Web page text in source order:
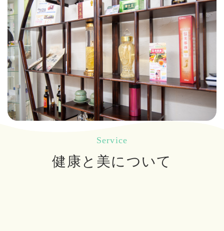
Service
健康と美について